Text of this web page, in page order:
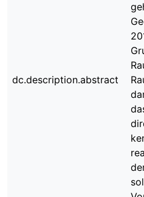
dc.description.abstract